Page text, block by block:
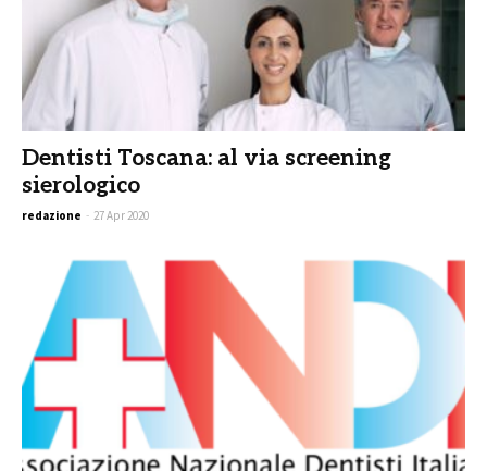
Dentisti Toscana: al via screening
sierologico
redazione - 27 Apr 2020